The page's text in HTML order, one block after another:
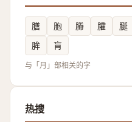
膳 胞 㬺 臛 脠
䏬
肓
与「月」部相关的字
热搜